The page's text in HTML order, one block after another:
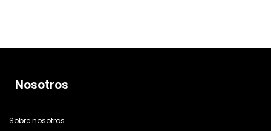
Nosotros
Sobre nosotros